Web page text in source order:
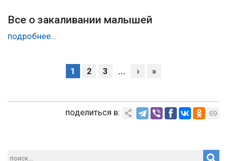
Все о закаливании малышей
подробнее...
1 2 3 ... › »
поделиться в: